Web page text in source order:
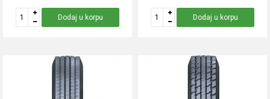
Dodaj u korpu Dodaj u korpu